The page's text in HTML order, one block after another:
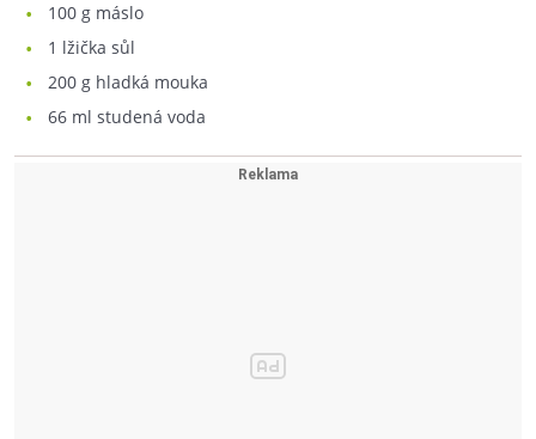
100 g máslo
1 lžička sůl
200 g hladká mouka
66 ml studená voda